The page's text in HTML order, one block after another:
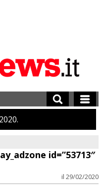
2020
id=”53713″
il 29/02/2020